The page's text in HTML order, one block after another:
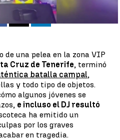
Linkedin
de una pelea en la zona VIP
Cruz de Tenerife, terminó
batalla campal,
y todo tipo de objetos.
algunos jóvenes se
e incluso el DJ resultó
ha emitido un
por los graves
en tragedia.